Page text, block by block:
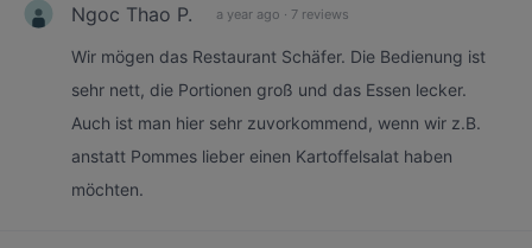
Ngoc Thao P. a year ago · 7 reviews
Wir mögen das Restaurant Schäfer. Die Bedienung ist
sehr nett, die Portionen groß und das Essen lecker.
Auch ist man hier sehr zuvorkommend, wenn wir z.B.
anstatt Pommes lieber einen Kartoffelsalat haben
möchten.